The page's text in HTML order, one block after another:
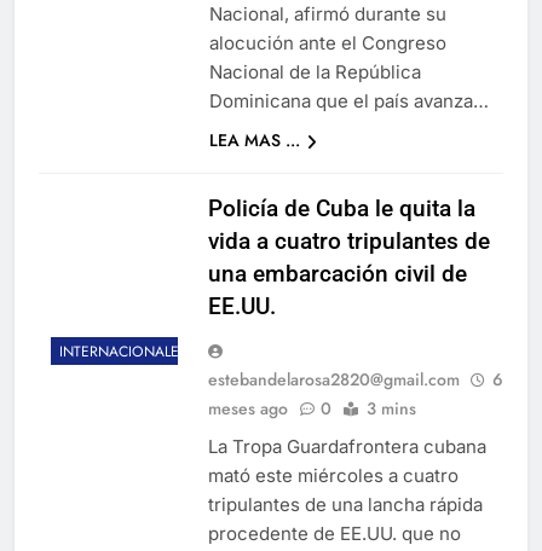
Nacional, afirmó durante su
alocución ante el Congreso
Nacional de la República
Dominicana que el país avanza…
LEA MAS ...
INTERNACIONALES
Policía de Cuba le quita la
vida a cuatro tripulantes de
una embarcación civil de
EE.UU.
estebandelarosa2820@gmail.com
6
meses ago
0 3 mins
La Tropa Guardafrontera cubana
mató este miércoles a cuatro
tripulantes de una lancha rápida
procedente de EE.UU. que no